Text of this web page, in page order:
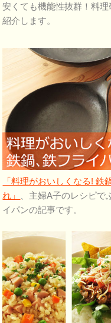
安くても機能性抜群！料
紹介します。
「料理がおいしくなる!
れ」 、主婦A子のレシピで
イパンの記事です。